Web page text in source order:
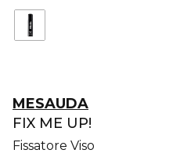
MESAUDA
FIX ME UP!
Fissatore Viso